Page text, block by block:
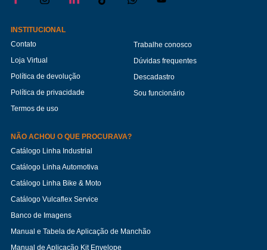
INSTITUCIONAL
Contato
Loja Virtual
Política de devolução
Política de privacidade
Termos de uso
Trabalhe conosco
Dúvidas frequentes
Descadastro
Sou funcionário
NÃO ACHOU O QUE PROCURAVA?
Catálogo Linha Industrial
Catálogo Linha Automotiva
Catálogo Linha Bike & Moto
Catálogo Vulcaflex Service
Banco de Imagens
Manual e Tabela de Aplicação de Manchão
Manual de Aplicação Kit Envelope